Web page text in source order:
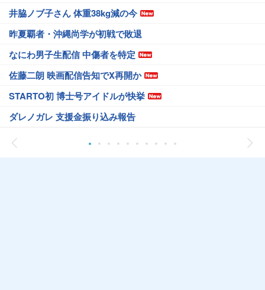
井脇ノブ子さん 体重38kg減の今
昨夏覇者・沖縄尚学が初戦で敗退
なにわ男子生配信 中傷者を特定
佐藤二朗 映画配信告知でX再開か
STARTO初 博士号アイドルが快挙
ダレノガレ 支援金振り込み報告